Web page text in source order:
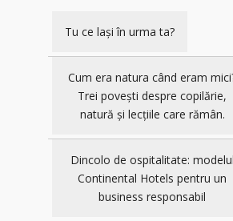
Tu ce lași în urma ta?
Cum era natura când eram
Trei povești despre copilărie,
natură și lecțiile care rămân.
Dincolo de ospitalitate: modelul
Continental Hotels pentru un
business responsabil